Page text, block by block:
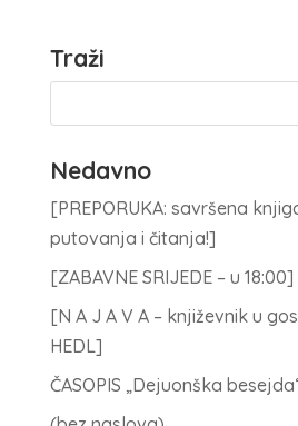
Traži
Nedavno
[PREPORUKA: savršena
putovanja i čitanja!]
[ZABAVNE SRIJEDE – u 18:00]
[N A J A V A – književnik u
HEDL]
ČASOPIS „Dejuonška